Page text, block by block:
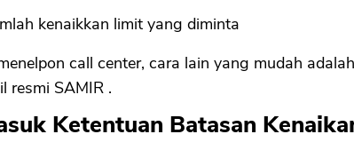
kenaikkan limit yang diminta
call center, cara lain yang mudah
resmi SAMIR .
Ketentuan Batasan